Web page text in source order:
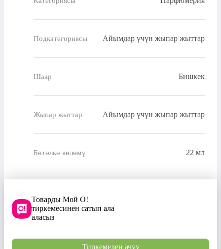
Подкатегориясы Айымдар үчүн жыпар жыттар
Шаар Бишкек
Жыпар жыттар Айымдар үчүн жыпар жыттар
Бөтөлкө көлөмү 22 мл
Товарды Мой О!
тиркемесинен сатып ала
аласыз
Тиркемеден ачуу